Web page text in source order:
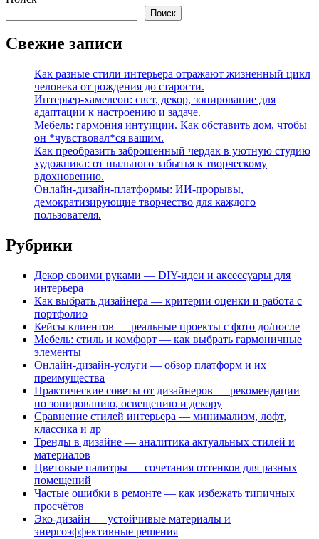
Поиск
Свежие записи
Как разные стили интерьера отражают жизненный цикл
человека от рождения до старости.
Интерьер-хамелеон: свет, декор, зонирование для
адаптации к настроению и задаче.
Мебель: гармония интуиции. Как обставить дом, чтобы
он *чувствовал*ся вашим.
Как преобразить заброшенный чердак в уютную студию
художника: от пыльного забытья к творческому
вдохновению.
Онлайн-дизайн-платформы: ИИ-прорывы,
демократизирующие творчество для каждого
пользователя.
Рубрики
Декор своими руками — DIY-идеи и аксессуары для
интерьера
Как выбрать дизайнера — критерии оценки и работа с
портфолио
Кейсы клиентов — реальные проекты с фото до/после
Мебель: стиль и комфорт — как выбрать гармоничные
элементы
Онлайн-дизайн-услуги — обзор платформ и их
преимущества
Практические советы от дизайнеров — рекомендации
по зонированию, освещению и декору
Сравнение стилей интерьера — минимализм, лофт,
классика и др
Тренды в дизайне — аналитика актуальных стилей и
материалов
Цветовые палитры — сочетания оттенков для разных
помещений
Частые ошибки в ремонте — как избежать типичных
просчётов
Эко-дизайн — устойчивые материалы и
энергоэффективные решения